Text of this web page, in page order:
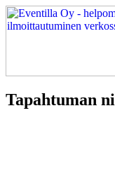
Tapahtuman